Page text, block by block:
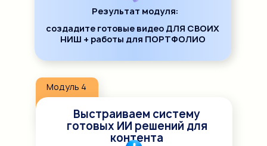
Результат модуля:
создадите готовые видео ДЛЯ СВОИХ
НИШ + работы для ПОРТФОЛИО
Выстраиваем систему
готовых ИИ решений для
контента
Модуль 4